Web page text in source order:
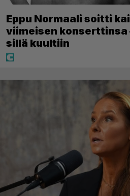
Eppu Normaali soitti
viimeisen konserttinsa
sillä kuultiin